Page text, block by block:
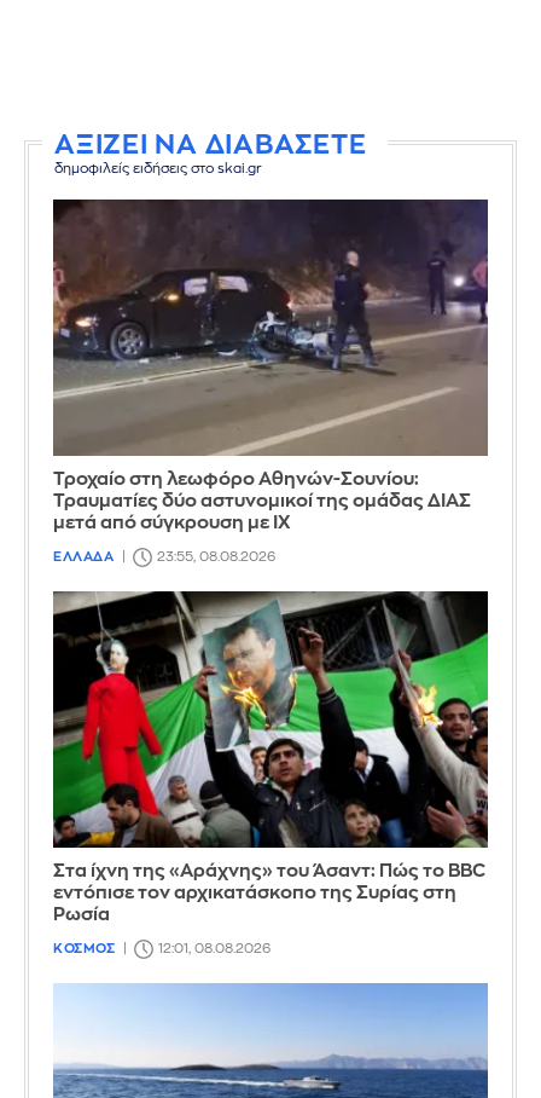
ΑΞΙΖΕΙ ΝΑ ΔΙΑΒΑΣΕΤΕ
δημοφιλείς ειδήσεις στο skai.gr
Τροχαίο στη λεωφόρο Αθηνών-Σουνίου:
Τραυματίες δύο αστυνομικοί της ομάδας ΔΙΑΣ
μετά από σύγκρουση με ΙΧ
ΕΛΛΑΔΑ 23:55, 08.08.2026
Στα ίχνη της «Αράχνης» του Άσαντ: Πώς το BBC
εντόπισε τον αρχικατάσκοπο της Συρίας στη
Ρωσία
ΚΟΣΜΟΣ 12:01, 08.08.2026